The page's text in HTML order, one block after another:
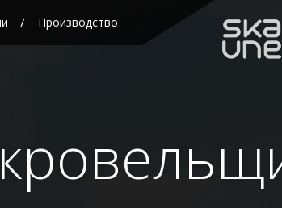
Производство